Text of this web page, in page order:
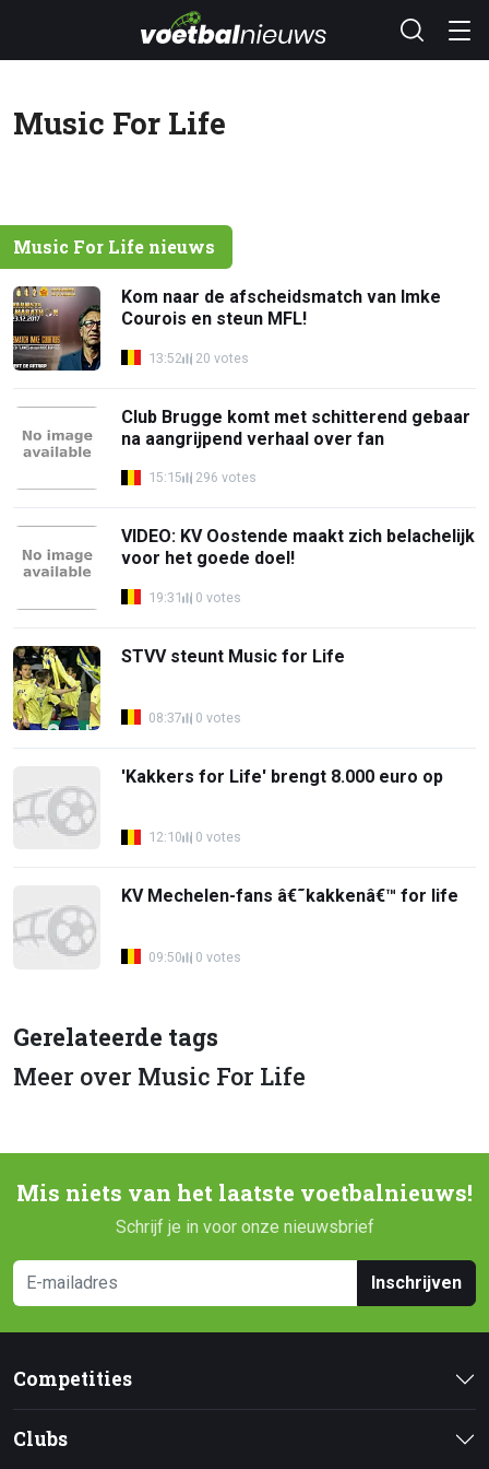
Music For Life
Music For Life nieuws
Kom naar de afscheidsmatch van Imke
Courois en steun MFL!
13:52 20 votes
Club Brugge komt met schitterend gebaar
na aangrijpend verhaal over fan
15:15 296 votes
VIDEO: KV Oostende maakt zich belachelijk
voor het goede doel!
19:31 0 votes
STVV steunt Music for Life
08:37 0 votes
'Kakkers for Life' brengt 8.000 euro op
12:10 0 votes
KV Mechelen-fans â€˜kakkenâ€™ for life
09:50 0 votes
Gerelateerde tags
Meer over Music For Life
Mis niets van het laatste voetbalnieuws!
Schrijf je in voor onze nieuwsbrief
Inschrijven
Competities
Clubs